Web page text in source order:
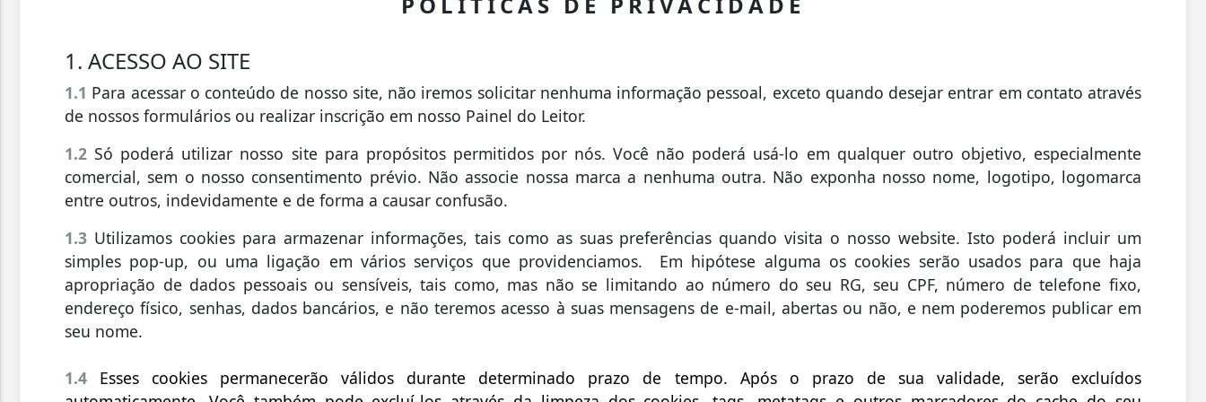
1. ACESSO AO SITE
1.1 Para acessar o conteúdo de nosso site, não iremos solicitar nenhuma informação pessoal, exceto quando desejar entrar em contato através
de nossos formulários ou realizar inscrição em nosso Painel do Leitor.
1.2 Só poderá utilizar nosso site para propósitos permitidos por nós. Você não poderá usá-lo em qualquer outro objetivo, especialmente
comercial, sem o nosso consentimento prévio. Não associe nossa marca a nenhuma outra. Não exponha nosso nome, logotipo, logomarca
entre outros, indevidamente e de forma a causar confusão.
1.3 Utilizamos cookies para armazenar informações, tais como as suas preferências quando visita o nosso website. Isto poderá incluir um
simples pop-up, ou uma ligação em vários serviços que providenciamos. Em hipótese alguma os cookies serão usados para que haja
apropriação de dados pessoais ou sensíveis, tais como, mas não se limitando ao número do seu RG, seu CPF, número de telefone fixo,
endereço físico, senhas, dados bancários, e não teremos acesso à suas mensagens de e-mail, abertas ou não, e nem poderemos publicar em
seu nome.
1.4 Esses cookies permanecerão válidos durante determinado prazo de tempo. Após o prazo de sua validade, serão excluídos